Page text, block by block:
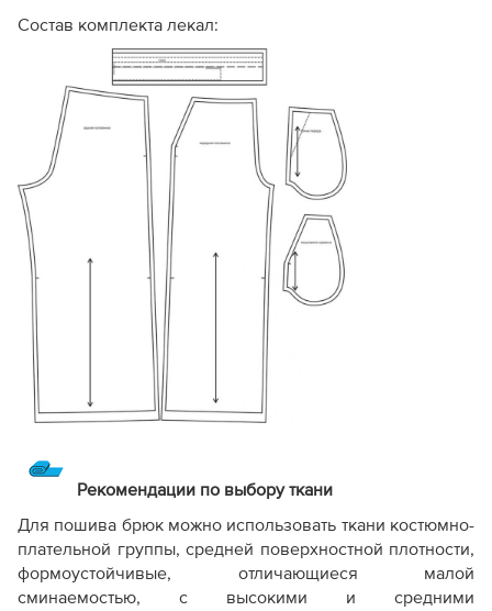
Состав комплекта лекал:
Рекомендации по выбору ткани
Для пошива брюк можно использовать ткани костюмно-
плательной группы, средней поверхностной плотности,
формоустойчивые, отличающиеся малой
сминаемостью, с высокими и средними